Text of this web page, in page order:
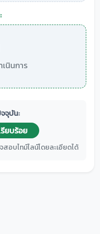
นินการ
จุบัน:
รียบร้อย
อบไทม์ไลน์โดยละเอียดได้